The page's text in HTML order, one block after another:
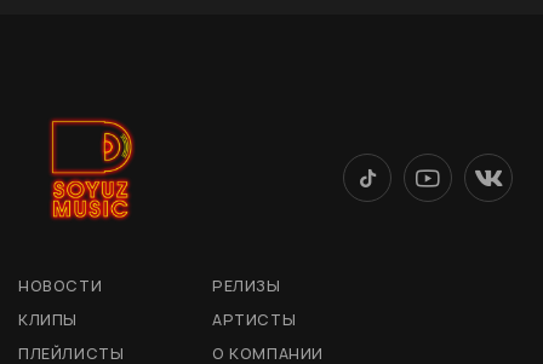
НОВОСТИ
РЕЛИЗЫ
КЛИПЫ
АРТИСТЫ
ПЛЕЙЛИСТЫ
О КОМПАНИИ